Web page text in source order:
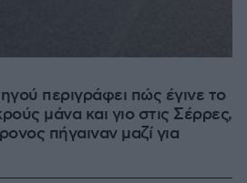
περιγράφει πώς έγινε το
μάνα και γιο στις Σέρρες,
πήγαιναν μαζί για